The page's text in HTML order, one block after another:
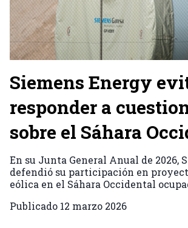
Siemens Energy
responder a
sobre el Sáhara
En su Junta General Anual de 2026,
defendió su participación en
eólica en el Sáhara Occidental
Publicado 12 marzo 2026